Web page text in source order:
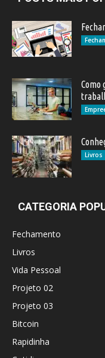
Como
Livros
CATEGORIA
Fechamento
Livros
Vida Pessoal
Projeto 02
Projeto 03
Bitcoin
Rapidinha